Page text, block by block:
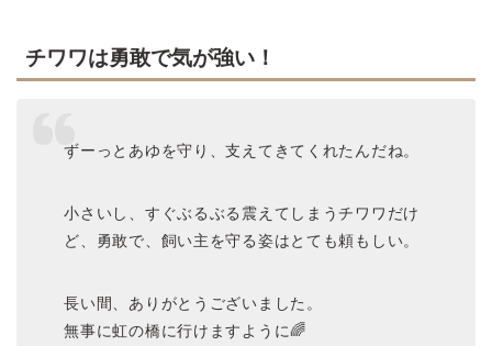
チワワは勇敢で気が強い！
ずーっとあゆを守り、支えてきてくれたんだね。
小さいし、すぐぶるぶる震えてしまうチワワだけ
ど、勇敢で、飼い主を守る姿はとても頼もしい。
長い間、ありがとうございました。
無事に虹の橋に行けますように🌈